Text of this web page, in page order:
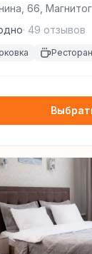
66,
· 49 отзывов
Ресторан